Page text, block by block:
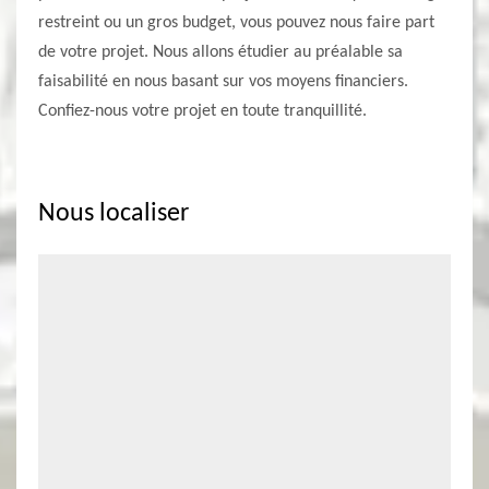
restreint ou un gros budget, vous pouvez nous faire part
de votre projet. Nous allons étudier au préalable sa
faisabilité en nous basant sur vos moyens financiers.
Confiez-nous votre projet en toute tranquillité.
Nous localiser